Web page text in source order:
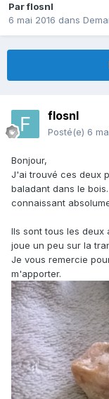
Parflosnl
6 mai 2016 dans
flosnl
Posté(e) 6
Bonjour,
J'ai trouvé ces deux
baladant dans le
connaissant
Ils sont tous les deux
joue un peu sur la
Je vous remercie
m'apporter.